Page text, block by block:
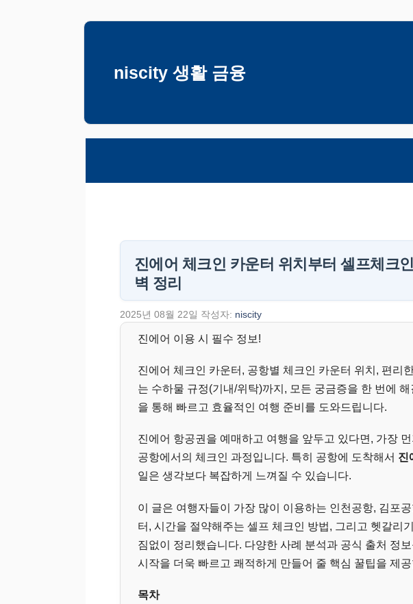
niscity 생활 금융
진에어 체크인 카운터 위치부터 셀프체크
벽 정리
2025년 08월 22일 작성자: niscity
진에어 이용 시 필수 정보!
진에어 체크인 카운터, 공항별 체크인 카운터 위치, 편리
는 수하물 규정(기내/위탁)까지, 모든 궁금증을 한 번에
을 통해 빠르고 효율적인 여행 준비를 도와드립니다.
진에어 항공권을 예매하고 여행을 앞두고 있다면, 가장
공항에서의 체크인 과정입니다. 특히 공항에 도착해서 진
일은 생각보다 복잡하게 느껴질 수 있습니다.
이 글은 여행자들이 가장 많이 이용하는 인천공항, 김포
터, 시간을 절약해주는 셀프 체크인 방법, 그리고 헷갈리
짐없이 정리했습니다. 다양한 사례 분석과 공식 출처 정
시작을 더욱 빠르고 쾌적하게 만들어 줄 핵심 꿀팁을 제
목차